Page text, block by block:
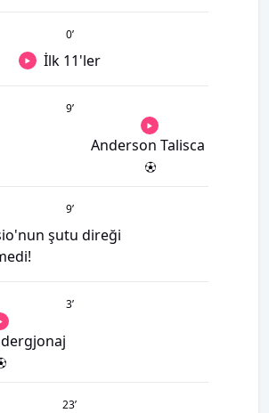
0’
İlk 11'ler
9’
Anderson Talisca
9’
şutu direği
3’
23’